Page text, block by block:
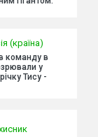
(країна)
команду в
у
Тису -